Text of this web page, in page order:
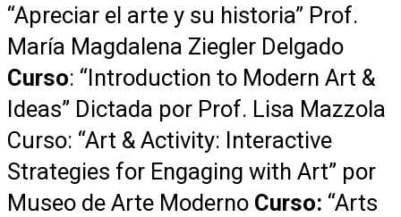
“Apreciar el arte y su historia” Prof.
María Magdalena Ziegler Delgado
Curso: “Introduction to Modern Art &
Ideas” Dictada por Prof. Lisa Mazzola
Curso: “Art & Activity: Interactive
Strategies for Engaging with Art” por
Museo de Arte Moderno Curso: “Arts